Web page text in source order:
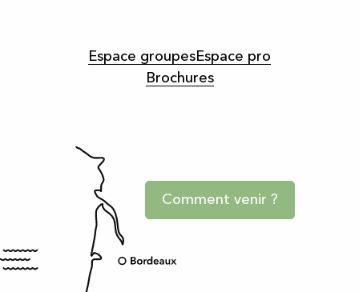
Espace groupesEspace pro
Brochures
Comment venir ?